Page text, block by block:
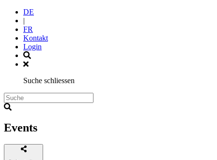
DE
|
FR
Kontakt
Login
Suche schliessen
Events